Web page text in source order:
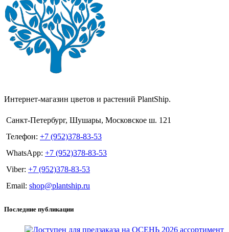
Интернет-магазин цветов и растений PlantShip.
Санкт-Петербург, Шушары, Московское ш. 121
Телефон: +7 (952)378-83-53
WhatsApp: +7 (952)378-83-53
Viber: +7 (952)378-83-53
Email: shop@plantship.ru
Последние публикации